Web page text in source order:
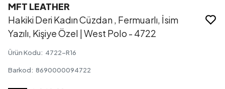
MFT LEATHER
Hakiki Deri Kadın Cüzdan , Fermuarlı, İsim
Yazılı, Kişiye Özel | West Polo - 4722
Ürün Kodu: 4722-R16
Barkod: 8690000094722